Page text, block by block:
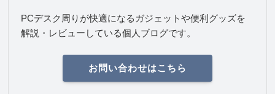
PCデスク周りが快適になるガジェットや便利グッズを
解説・レビューしている個人ブログです。
お問い合わせはこちら